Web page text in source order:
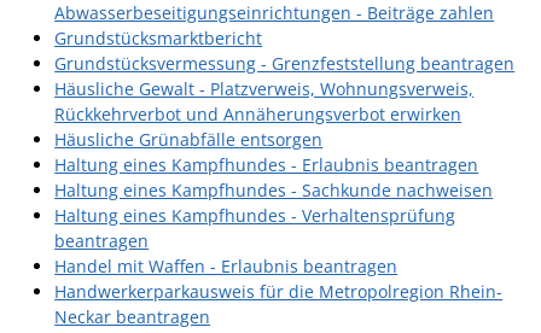
Abwasserbeseitigungseinrichtungen - Beiträge zahlen
Grundstücksmarktbericht
Grundstücksvermessung - Grenzfeststellung beantragen
Häusliche Gewalt - Platzverweis, Wohnungsverweis,
Rückkehrverbot und Annäherungsverbot erwirken
Häusliche Grünabfälle entsorgen
Haltung eines Kampfhundes - Erlaubnis beantragen
Haltung eines Kampfhundes - Sachkunde nachweisen
Haltung eines Kampfhundes - Verhaltensprüfung
beantragen
Handel mit Waffen - Erlaubnis beantragen
Handwerkerparkausweis für die Metropolregion Rhein-
Neckar beantragen